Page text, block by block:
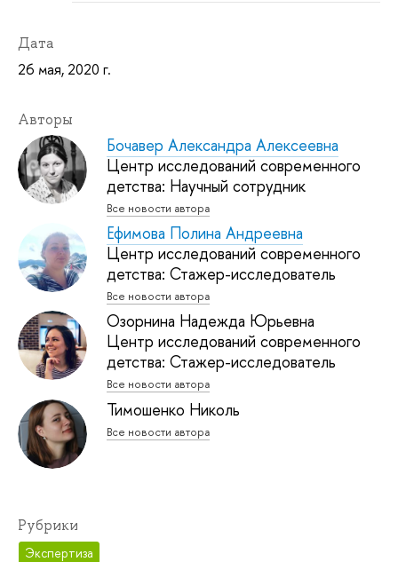
Дата
26 мая, 2020 г.
Авторы
Бочавер Александра Алексеевна
Центр исследований современного
детства: Научный сотрудник
Все новости автора
Ефимова Полина Андреевна
Центр исследований современного
детства: Стажер-исследователь
Все новости автора
Озорнина Надежда Юрьевна
Центр исследований современного
детства: Стажер-исследователь
Все новости автора
Тимошенко Николь
Все новости автора
Рубрики
Экспертиза